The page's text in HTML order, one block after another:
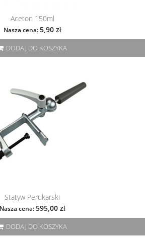
Aceton 150ml
Nasza cena: 5,90 zł
DODAJ DO KOSZYKA
Statyw Perukarski
Nasza cena: 595,00 zł
DODAJ DO KOSZYKA